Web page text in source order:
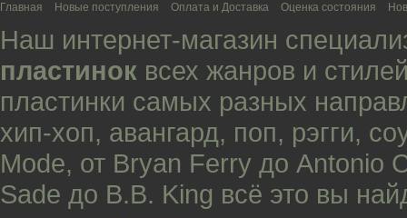
Главная Новые поступления Оплата и Доставка Оценка состояния
Наш интернет-магазин
пластинок всех жанров и
пластинки самых разных
хип-хоп, авангард, поп, рэгги,
Mode, от Bryan Ferry до Antonio
Sade до B.B. King всё это вы